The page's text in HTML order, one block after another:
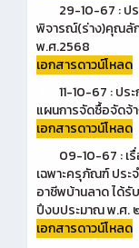
29-10-67 : ป
พิจารณ์(ร่าง)คุณลั
พ.ศ.2568
เอกสารดาวน์โหลด
11-10-67 : ปร
แผนการจัดซื้อจัดจ้
เอกสารดาวน์โหลด
09-10-67 : เ
เฉพาะครุภัณฑ์ ปร
อาชีพบ้านลาด ได้รั
ปึงบประมาณ พ.ศ.
เอกสารดาวน์โหลด